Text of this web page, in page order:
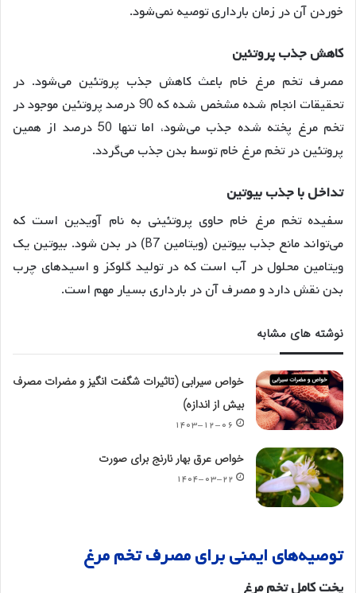
خوردن آن در زمان بارداری توصیه نمی‌شود.
کاهشجذبپروتئین
مصرف تخم مرغ خام باعث کاهش جذب پروتئین می‌شود. در
تحقیقات انجام شده مشخص شده که 90 درصد پروتئین موجود در
تخم مرغ پخته شده جذب می‌شود، اما تنها 50 درصد از همین
پروتئین در تخم مرغ خام توسط بدن جذب می‌گردد.
تداخلباجذببیوتین
سفیده تخم مرغ خام حاوی پروتئینی به نام آویدین است که
می‌تواند مانع جذب بیوتین (ویتامین B7) در بدن شود. بیوتین یک
ویتامین محلول در آب است که در تولید گلوکز و اسیدهای چرب
بدن نقش دارد و مصرف آن در بارداری بسیار مهم است.
نوشته های مشابه
خواص سیرابی (تاثیرات شگفت انگیز و مضرات مصرف
بیش از اندازه)
۱۴۰۳-۱۲-۰۶
خواص عرق بهار نارنج برای صورت
۱۴۰۴-۰۳-۲۲
توصیههای ایمنیبرایمصرفتخممرغ
پختکاملتخممرغ